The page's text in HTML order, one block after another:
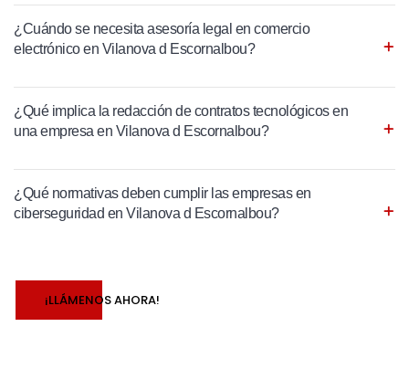
¿Cuándo se necesita asesoría legal en comercio
electrónico en Vilanova d Escornalbou?
¿Qué implica la redacción de contratos tecnológicos en
una empresa en Vilanova d Escornalbou?
¿Qué normativas deben cumplir las empresas en
ciberseguridad en Vilanova d Escornalbou?
¡LLÁMENOS AHORA!